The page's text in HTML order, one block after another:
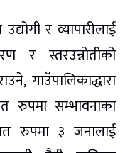
र व्यापारीलाई
र स्तरउन्नोतीको
गाउँपालिकाद्धारा
रुपमा सम्भावनाका
रुपमा ३ जनालाई